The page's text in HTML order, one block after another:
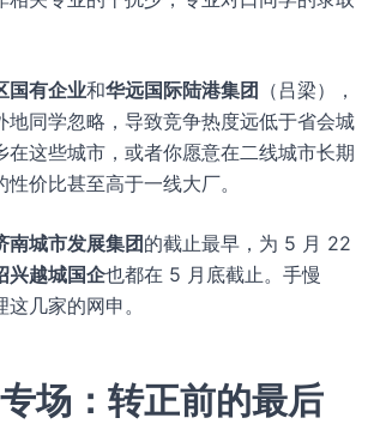
国有企业和华远国际陆港集团
（吕梁），
地同学忽略，导致竞争热度远低于省会城
在这些城市，或者你愿意在二线城市长期
价比甚至高于一线大厂。
南城市发展集团 的截止最早，为 5 月 22
兴越城国企也都在 5 月底截止。手慢
几家的网申。
场：转正前的最后